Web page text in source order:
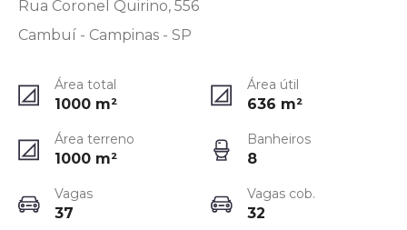
Rua Coronel Quirino, 556
Cambuí - Campinas - SP
Área total
1000 m²
Área útil
636 m²
Área terreno
1000 m²
Banheiros
8
Vagas
37
Vagas cob.
32